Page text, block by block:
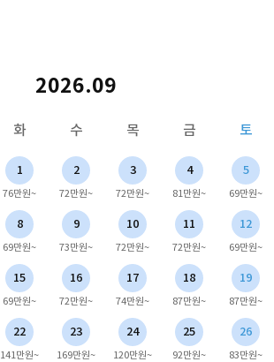
2026.09
화 수 목 금 토
1
76만원~
2
72만원~
3
72만원~
4
81만원~
5
69만원~
8
69만원~
9
73만원~
10
72만원~
11
72만원~
12
69만원~
15
69만원~
16
72만원~
17
74만원~
18
87만원~
19
87만원~
22
141만원~
23
169만원~
24
120만원~
25
92만원~
26
83만원~